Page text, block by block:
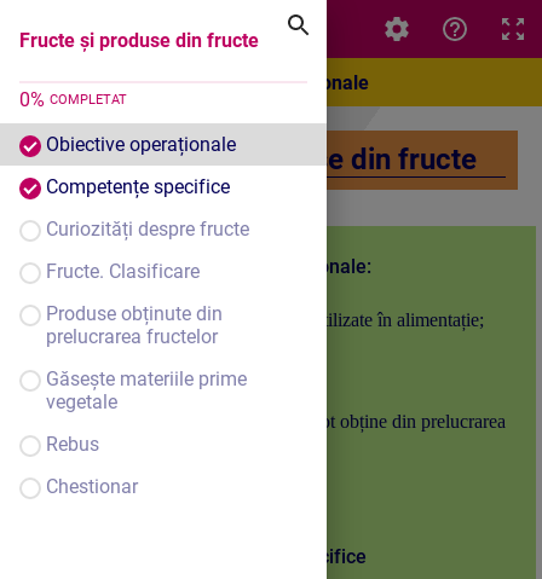
Fructe și produse din fructe
0% COMPLETAT
Obiective operaționale
Competențe specifice
Curiozități despre fructe
Fructe. Clasificare
Produse obținute din
prelucrarea fructelor
Găsește materiile prime
vegetale
Rebus
Chestionar
Fructe și produse din fructe
Obiective operaționale
Fructe și produse din fructe
Obiective operaționale:
O1 – să dea exemple de fructe utilizate în alimentație;
O3 – să precizeze rolul fructelor
O4 - să enumere produse ce se pot obține din prelucrarea
fructelor
Competențe specifice